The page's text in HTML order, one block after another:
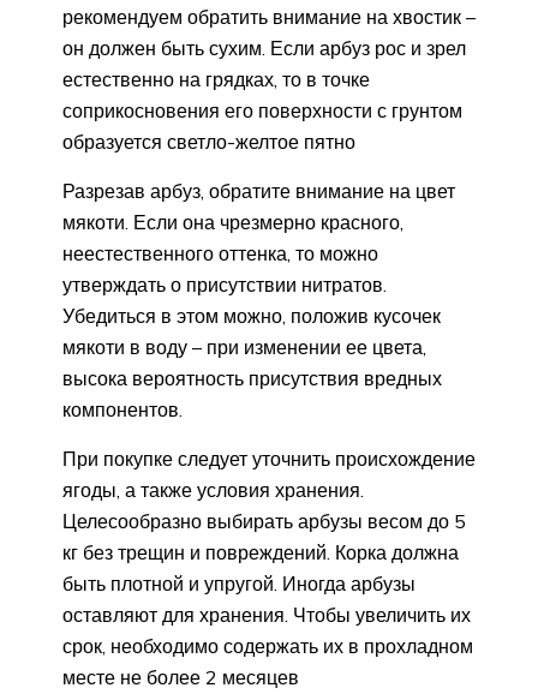
рекомендуем обратить внимание на хвостик –
он должен быть сухим. Если арбуз рос и зрел
естественно на грядках, то в точке
соприкосновения его поверхности с грунтом
образуется светло-желтое пятно
Разрезав арбуз, обратите внимание на цвет
мякоти. Если она чрезмерно красного,
неестественного оттенка, то можно
утверждать о присутствии нитратов.
Убедиться в этом можно, положив кусочек
мякоти в воду – при изменении ее цвета,
высока вероятность присутствия вредных
компонентов.
При покупке следует уточнить происхождение
ягоды, а также условия хранения.
Целесообразно выбирать арбузы весом до 5
кг без трещин и повреждений. Корка должна
быть плотной и упругой. Иногда арбузы
оставляют для хранения. Чтобы увеличить их
срок, необходимо содержать их в прохладном
месте не более 2 месяцев